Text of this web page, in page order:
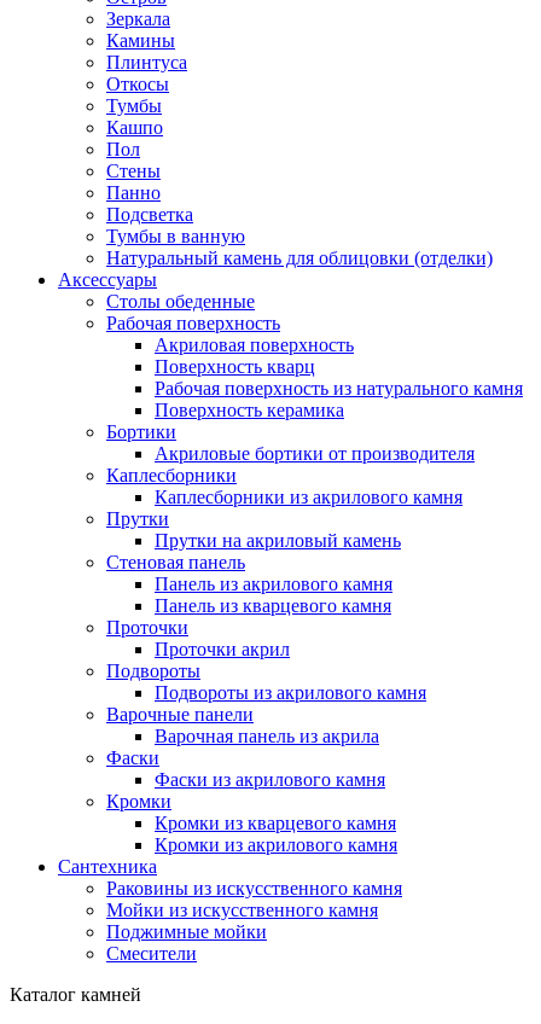
Зеркала
Камины
Плинтуса
Откосы
Тумбы
Кашпо
Пол
Стены
Панно
Подсветка
Тумбы в ванную
Натуральный камень для облицовки (отделки)
Аксессуары
Столы обеденные
Рабочая поверхность
Акриловая поверхность
Поверхность кварц
Рабочая поверхность из натурального камня
Поверхность керамика
Бортики
Акриловые бортики от производителя
Каплесборники
Каплесборники из акрилового камня
Прутки
Прутки на акриловый камень
Стеновая панель
Панель из акрилового камня
Панель из кварцевого камня
Проточки
Проточки акрил
Подвороты
Подвороты из акрилового камня
Варочные панели
Варочная панель из акрила
Фаски
Фаски из акрилового камня
Кромки
Кромки из кварцевого камня
Кромки из акрилового камня
Сантехника
Раковины из искусственного камня
Мойки из искусственного камня
Поджимные мойки
Смесители
Каталог камней